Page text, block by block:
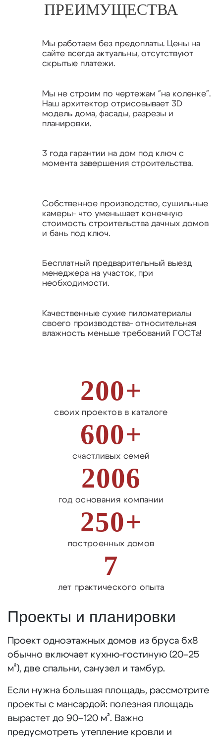
КРЕДИТ
МАТЕРИНСКИЙ КАПИТАЛ
8 (800) 700-47-53
ПРЕИМУЩЕСТВА
Мы работаем без предоплаты. Цены на
сайте всегда актуальны, отсутствуют
скрытые платежи.
Мы не строим по чертежам "на коленке".
Наш архитектор отрисовывает 3D
модель дома, фасады, разрезы и
планировки.
3 года гарантии на дом под ключ с
момента завершения строительства.
Собственное производство, сушильные
камеры- что уменьшает конечную
стоимость строительства дачных домов
и бань под ключ.
Бесплатный предварительный выезд
менеджера на участок, при
необходимости.
Качественные сухие пиломатериалы
своего производства- относительная
влажность меньше требований ГОСТа!
200+
своих проектов в каталоге
600+
счастливых семей
2006
год основания компании
250+
построенных домов
7
лет практического опыта
Проекты и планировки
Проект одноэтажных домов из бруса 6х8
обычно включает кухню-гостиную (20–25
м²), две спальни, санузел и тамбур.
Если нужна большая площадь, рассмотрите
проекты с мансардой: полезная площадь
вырастет до 90–120 м². Важно
предусмотреть утепление кровли и